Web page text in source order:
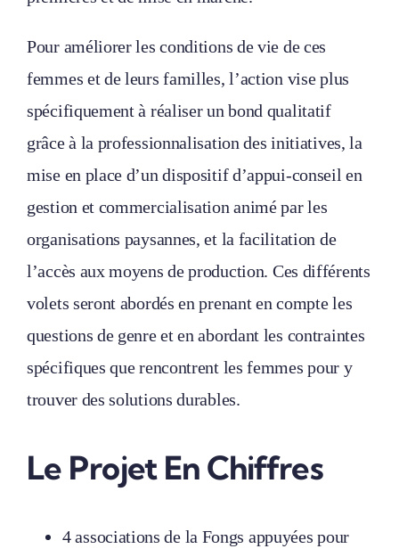
Pour améliorer les conditions de vie de ces
femmes et de leurs familles, l’action vise plus
spécifiquement à réaliser un bond qualitatif
grâce à la professionnalisation des initiatives, la
mise en place d’un dispositif d’appui-conseil en
gestion et commercialisation animé par les
organisations paysannes, et la facilitation de
l’accès aux moyens de production. Ces différents
volets seront abordés en prenant en compte les
questions de genre et en abordant les contraintes
spécifiques que rencontrent les femmes pour y
trouver des solutions durables.
Le Projet En Chiffres
4 associations de la Fongs appuyées pour